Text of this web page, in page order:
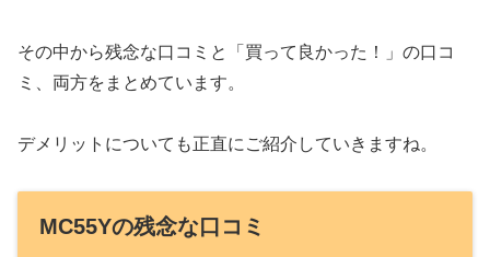
その中から残念な口コミと「買って良かった！」の口コ
ミ、両方をまとめています。
デメリットについても正直にご紹介していきますね。
MC55Yの残念な口コミ